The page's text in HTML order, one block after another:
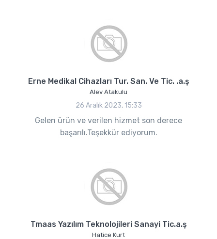
Erne Medikal Cihazları Tur. San. Ve Tic. .a.ş
Alev Atakulu
26 Aralık 2023, 15:33
Gelen ürün ve verilen hizmet son derece
başarılı.Teşekkür ediyorum.
Tmaas Yazılım Teknolojileri Sanayi Tic.a.ş
Hatice Kurt